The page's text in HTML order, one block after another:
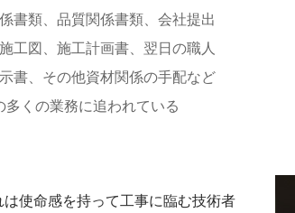
書類、品質関係書類、会社提出
工図、施工計画書、翌日の職人
書、その他資材関係の手配など
多くの業務に追われている
使命感を持って工事に臨む技術者